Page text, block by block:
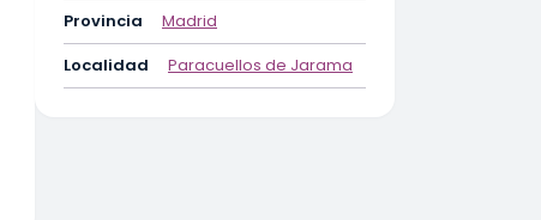
Provincia
Madrid
Localidad
Paracuellos de Jarama